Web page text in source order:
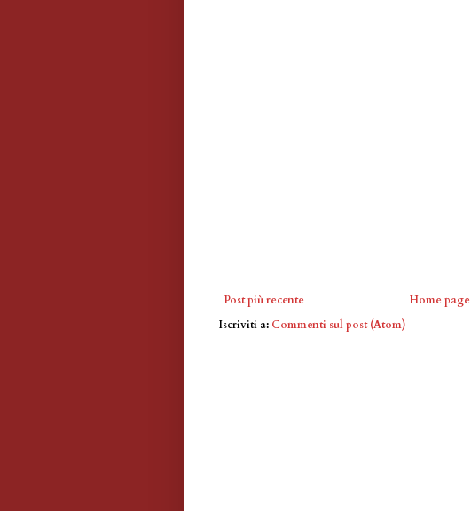
Post più recente
Home page
Iscriviti a: Commenti sul post (Atom)